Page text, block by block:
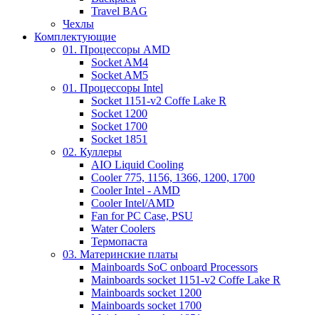
Travel BAG
Чехлы
Комплектующие
01. Процессоры AMD
Socket AM4
Socket AM5
01. Процессоры Intel
Socket 1151-v2 Coffe Lake R
Socket 1200
Socket 1700
Socket 1851
02. Куллеры
AIO Liquid Cooling
Cooler 775, 1156, 1366, 1200, 1700
Cooler Intel - AMD
Cooler Intel/AMD
Fan for PC Case, PSU
Water Coolers
Термопаста
03. Материнские платы
Mainboards SoC onboard Processors
Mainboards socket 1151-v2 Coffe Lake R
Mainboards socket 1200
Mainboards socket 1700